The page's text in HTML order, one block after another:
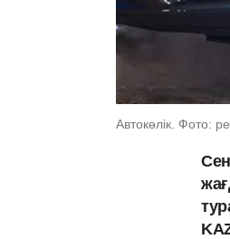
Автокөлік. Фото: